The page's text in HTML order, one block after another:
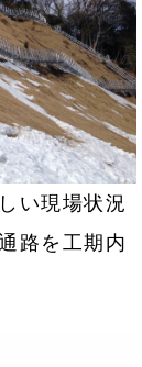
い現場状況
路を工期内